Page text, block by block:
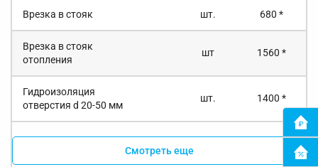
Врезка в стояк шт. 680 *
Врезка в стояк
отопления
шт 1560 *
Гидроизоляция
отверстия d 20-50 мм
шт. 1400 *
Смотреть еще